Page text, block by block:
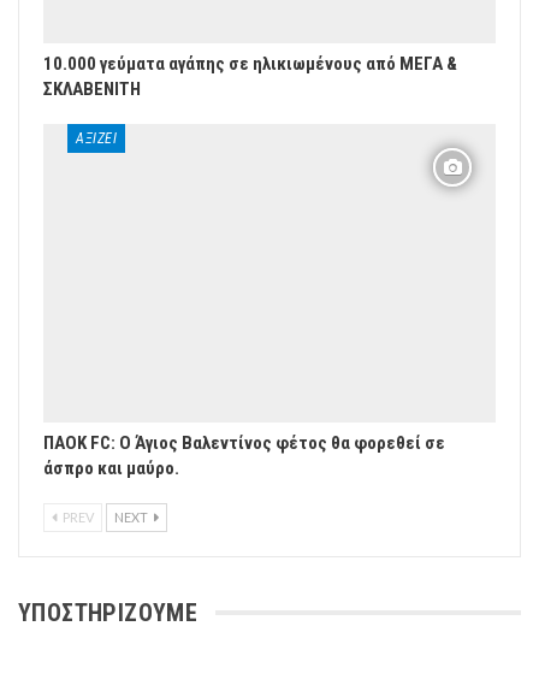
10.000 γεύματα αγάπης σε ηλικιωμένους από ΜΕΓΑ &
ΣΚΛΑΒΕΝΙΤΗ
ΑΞΊΖΕΙ
ΠΑΟΚ FC: O Άγιος Βαλεντίνος φέτος θα φορεθεί σε
άσπρο και μαύρο.
PREV NEXT
ΥΠΟΣΤΗΡΙΖΟΥΜΕ